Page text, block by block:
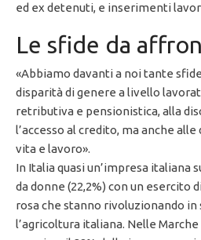
ed ex detenuti, e inserimenti
Le sfide da
«Abbiamo davanti a noi tante
disparità di genere a livello
retributiva e pensionistica, alla
l’accesso al credito, ma anche
vita e lavoro».
In Italia quasi un’impresa italiana
da donne (22,2%) con un esercito
rosa che stanno rivoluzionando
l’agricoltura italiana. Nelle